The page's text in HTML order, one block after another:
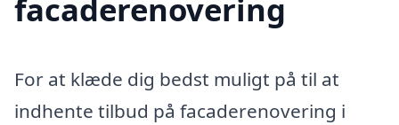
facaderenovering
For at klæde dig bedst muligt på til at
indhente tilbud på facaderenovering i